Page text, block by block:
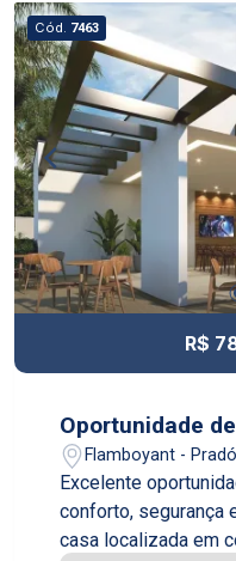
Cód. 7463
R$
Oportunidade
Flamboyant -
Excelente
conforto, segurança
casa localizada em